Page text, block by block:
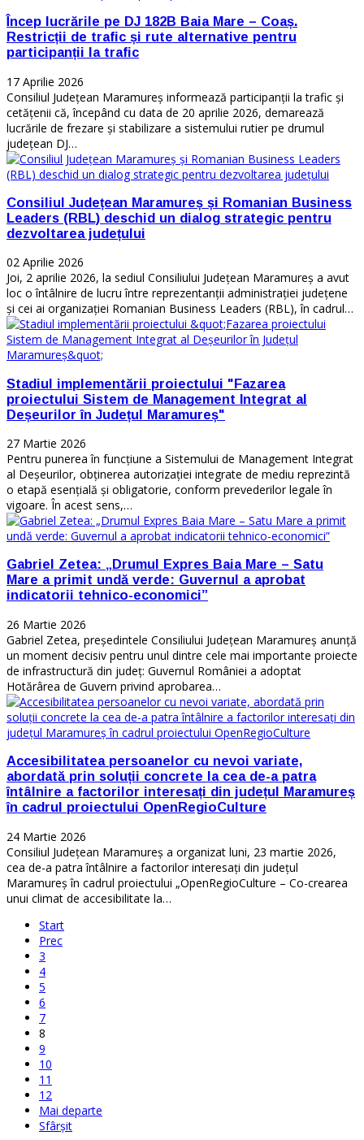
Încep lucrările pe DJ 182B Baia Mare – Coaș.
Restricții de trafic și rute alternative pentru
participanții la trafic
17 Aprilie 2026
Consiliul Județean Maramureș informează participanții la trafic și
cetățenii că, începând cu data de 20 aprilie 2026, demarează
lucrările de frezare și stabilizare a sistemului rutier pe drumul
județean DJ…
Consiliul Județean Maramureș și Romanian Business
Leaders (RBL) deschid un dialog strategic pentru
dezvoltarea județului
02 Aprilie 2026
Joi, 2 aprilie 2026, la sediul Consiliului Județean Maramureș a avut
loc o întâlnire de lucru între reprezentanții administrației județene
și cei ai organizației Romanian Business Leaders (RBL), în cadrul…
Stadiul implementării proiectului "Fazarea
proiectului Sistem de Management Integrat al
Deșeurilor în Județul Maramureș"
27 Martie 2026
Pentru punerea în funcțiune a Sistemului de Management Integrat
al Deșeurilor, obținerea autorizației integrate de mediu reprezintă
o etapă esențială și obligatorie, conform prevederilor legale în
vigoare. În acest sens,…
Gabriel Zetea: „Drumul Expres Baia Mare – Satu
Mare a primit undă verde: Guvernul a aprobat
indicatorii tehnico-economici”
26 Martie 2026
Gabriel Zetea, președintele Consiliului Județean Maramureș anunță
un moment decisiv pentru unul dintre cele mai importante proiecte
de infrastructură din județ: Guvernul României a adoptat
Hotărârea de Guvern privind aprobarea…
Accesibilitatea persoanelor cu nevoi variate,
abordată prin soluții concrete la cea de-a patra
întâlnire a factorilor interesați din județul Maramureș
în cadrul proiectului OpenRegioCulture
24 Martie 2026
Consiliul Județean Maramureș a organizat luni, 23 martie 2026,
cea de-a patra întâlnire a factorilor interesați din județul
Maramureș în cadrul proiectului „OpenRegioCulture – Co-crearea
unui climat de accesibilitate la…
Start
Prec
3
4
5
6
7
8
9
10
11
12
Mai departe
Sfârșit